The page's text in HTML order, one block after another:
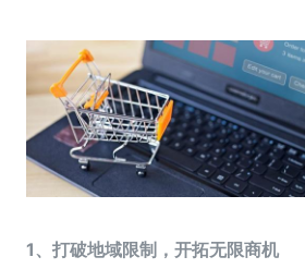
1、打破地域限制，开拓无限商机